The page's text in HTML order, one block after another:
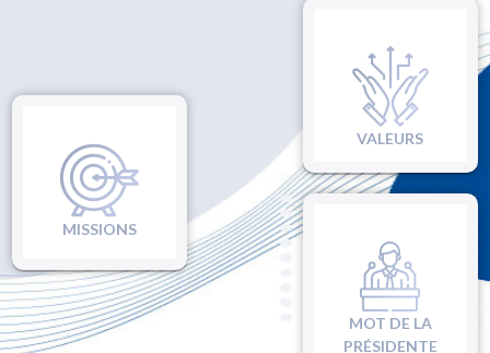
MISSIONS
VALEURS
MOT DE LA
PRÉSIDENTE